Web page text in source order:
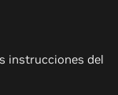
instrucciones del